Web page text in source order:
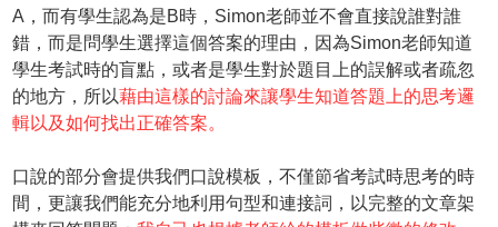
A，而有學生認為是B時，Simon老師並不會直接說誰對誰
錯，而是問學生選擇這個答案的理由，因為Simon老師知道
學生考試時的盲點，或者是學生對於題目上的誤解或者疏忽
的地方，所以藉由這樣的討論來讓學生知道答題上的思考邏
輯以及如何找出正確答案。
口說的部分會提供我們口說模板，不僅節省考試時思考的時
間，更讓我們能充分地利用句型和連接詞，以完整的文章架